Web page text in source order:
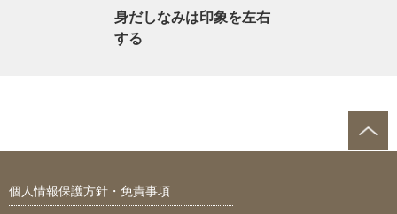
身だしなみは印象を左右
する
個人情報保護方針・免責事項